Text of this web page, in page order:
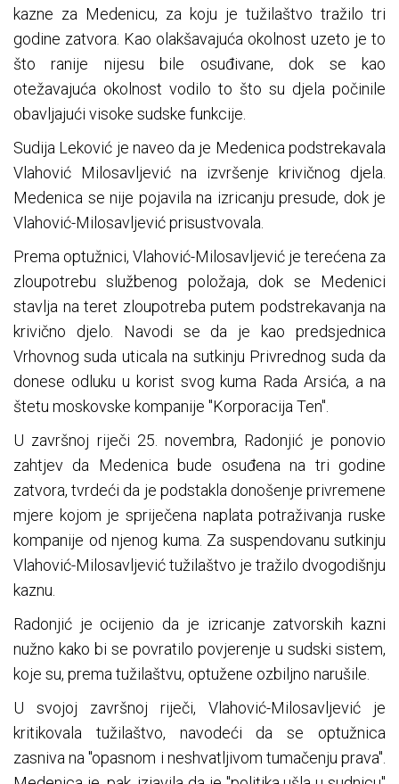
kazne za Medenicu, za koju je tužilaštvo tražilo tri
godine zatvora. Kao olakšavajuća okolnost uzeto je to
što ranije nijesu bile osuđivane, dok se kao
otežavajuća okolnost vodilo to što su djela počinile
obavljajući visoke sudske funkcije.
Sudija Leković je naveo da je Medenica podstrekavala
Vlahović Milosavljević na izvršenje krivičnog djela.
Medenica se nije pojavila na izricanju presude, dok je
Vlahović-Milosavljević prisustvovala.
Prema optužnici, Vlahović-Milosavljević je terećena za
zloupotrebu službenog položaja, dok se Medenici
stavlja na teret zloupotreba putem podstrekavanja na
krivično djelo. Navodi se da je kao predsjednica
Vrhovnog suda uticala na sutkinju Privrednog suda da
donese odluku u korist svog kuma Rada Arsića, a na
štetu moskovske kompanije "Korporacija Ten".
U završnoj riječi 25. novembra, Radonjić je ponovio
zahtjev da Medenica bude osuđena na tri godine
zatvora, tvrdeći da je podstakla donošenje privremene
mjere kojom je spriječena naplata potraživanja ruske
kompanije od njenog kuma. Za suspendovanu sutkinju
Vlahović-Milosavljević tužilaštvo je tražilo dvogodišnju
kaznu.
Radonjić je ocijenio da je izricanje zatvorskih kazni
nužno kako bi se povratilo povjerenje u sudski sistem,
koje su, prema tužilaštvu, optužene ozbiljno narušile.
U svojoj završnoj riječi, Vlahović-Milosavljević je
kritikovala tužilaštvo, navodeći da se optužnica
zasniva na "opasnom i neshvatljivom tumačenju prava".